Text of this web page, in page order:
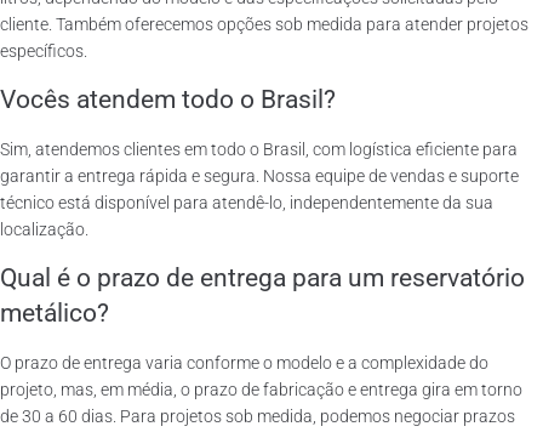
cliente. Também oferecemos opções sob medida para atender projetos
específicos.
Vocês atendem todo o Brasil?
Sim, atendemos clientes em todo o Brasil, com logística eficiente para
garantir a entrega rápida e segura. Nossa equipe de vendas e suporte
técnico está disponível para atendê-lo, independentemente da sua
localização.
Qual é o prazo de entrega para um reservatório
metálico?
O prazo de entrega varia conforme o modelo e a complexidade do
projeto, mas, em média, o prazo de fabricação e entrega gira em torno
de 30 a 60 dias. Para projetos sob medida, podemos negociar prazos